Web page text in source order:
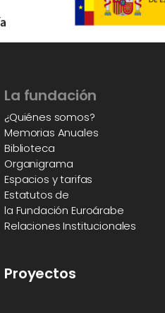
La fundación
¿Quiénes somos?
Memorias Anuales
Biblioteca
Organigrama
Espacios y tarifas
Estatutos de
la Fundación Euroárabe
Relaciones Institucionales
Proyectos